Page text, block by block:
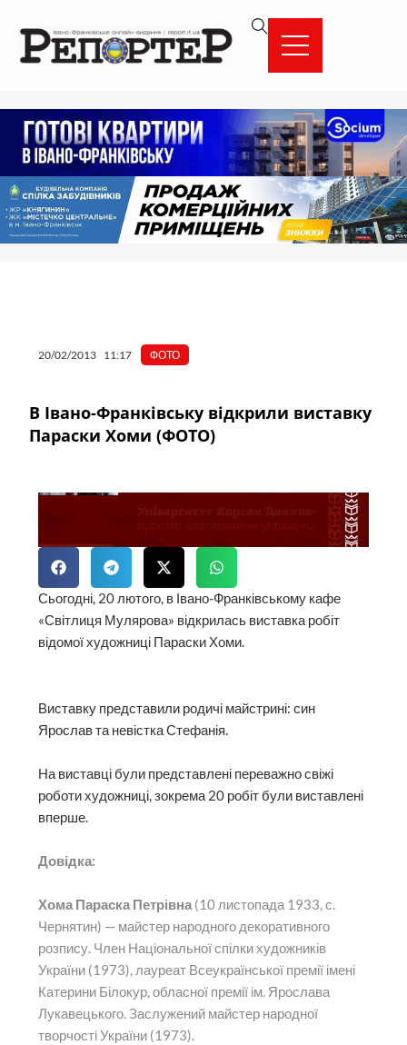
вмісту
20/02/2013 11:17 ФОТО
В Івано-Франківську відкрили виставку
Параски Хоми (ФОТО)
Сьогодні, 20 лютого, в Івано-Франківському кафе
«Світлиця Мулярова» відкрилась виставка робіт
відомої художниці Параски Хоми.
Виставку представили родичі майстрині: син
Ярослав та невістка Стефанія.
На виставці були представлені переважно свіжі
роботи художниці, зокрема 20 робіт були виставлені
вперше.
Довідка:
Хома Параска Петрівна (10 листопада 1933, с.
Чернятин) — майстер народного декоративного
розпису. Член Національної спілки художників
України (1973), лауреат Всеукраїнської премії імені
Катерини Білокур, обласної премії ім. Ярослава
Лукавецького. Заслужений майстер народної
творчості України (1973).